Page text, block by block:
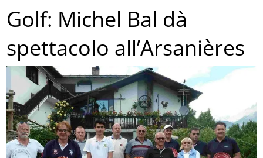
Golf: Michel Bal dà
spettacolo all’Arsanières